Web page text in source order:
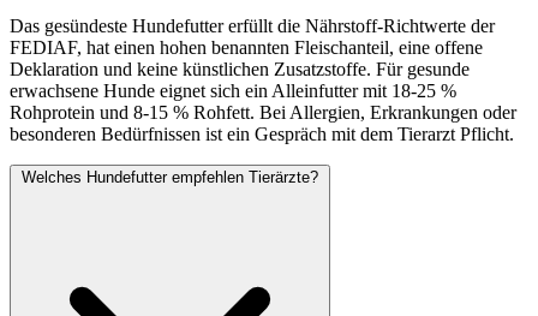
Das gesündeste Hundefutter erfüllt die Nährstoff-Richtwerte der
FEDIAF, hat einen hohen benannten Fleischanteil, eine offene
Deklaration und keine künstlichen Zusatzstoffe. Für gesunde
erwachsene Hunde eignet sich ein Alleinfutter mit 18-25 %
Rohprotein und 8-15 % Rohfett. Bei Allergien, Erkrankungen oder
besonderen Bedürfnissen ist ein Gespräch mit dem Tierarzt Pflicht.
Welches Hundefutter empfehlen Tierärzte?